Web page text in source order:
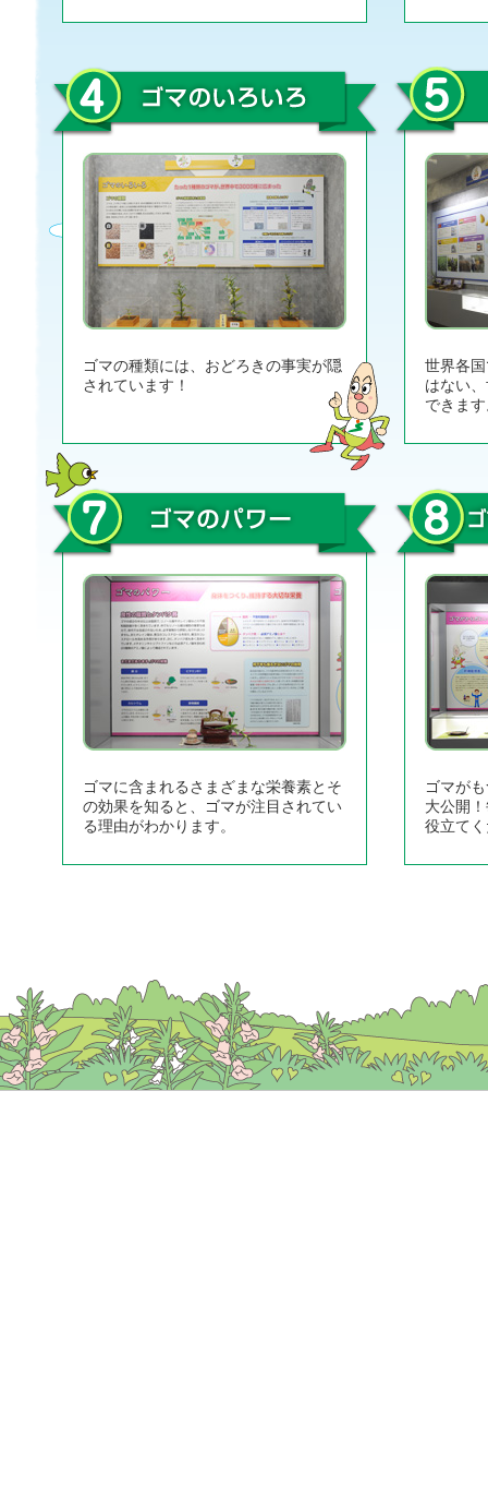
ゴマの種類には、おどろきの事実が隠
されています！
世界各
はない
できま
ゴマに含まれるさまざまな栄養素とそ
の効果を知ると、ゴマが注目されてい
る理由がわかります。
ゴマが
大公開
役立て